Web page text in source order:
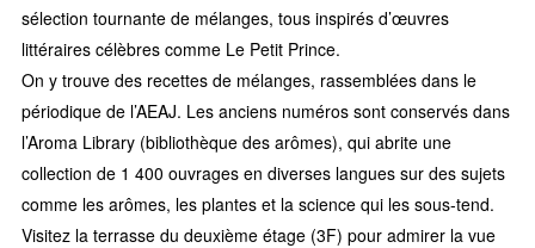
sélection tournante de mélanges, tous inspirés d’œuvres
littéraires célèbres comme Le Petit Prince.
On y trouve des recettes de mélanges, rassemblées dans le
périodique de l’AEAJ. Les anciens numéros sont conservés dans
l’Aroma Library (bibliothèque des arômes), qui abrite une
collection de 1 400 ouvrages en diverses langues sur des sujets
comme les arômes, les plantes et la science qui les sous-tend.
Visitez la terrasse du deuxième étage (3F) pour admirer la vue